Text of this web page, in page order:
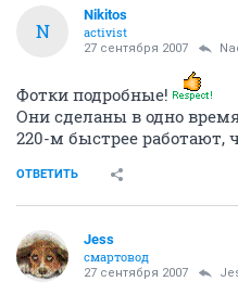
N
Nikitos
activist
27 сентября 2007
Фотки подробные!
Они сделаны в одно
220-м быстрее работают,
ОТВЕТИТЬ
Jess
смартовод
27 сентября 2007